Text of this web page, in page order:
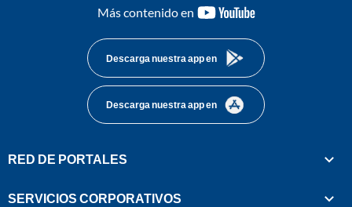
Más contenido en
youtube-
Descarga nuestra app en
Descarga nuestra app en
RED DE PORTALES
SERVICIOS CORPORATIVOS